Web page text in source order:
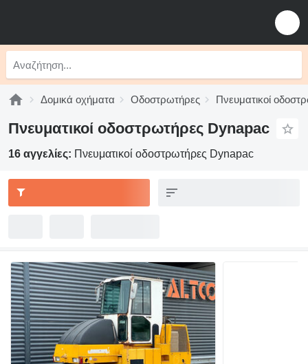
Δομικά οχήματα Οδοστρωτήρες Πνευματικοί
Πνευματικοί οδοστρωτήρες Dynapac
16 αγγελίες: Πνευματικοί οδοστρωτήρες Dynapac